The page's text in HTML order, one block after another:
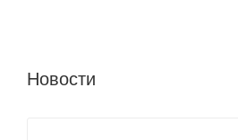
Новости